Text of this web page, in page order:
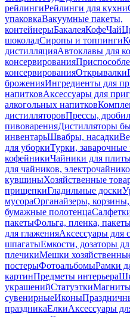
рейлингиРейлинги для кухни
упаковкаВакуумные пакеты,
контейнерыБакалеяКофеЧай
шоколадСиропы и топпинги
дистилляцияАвтоклавы для
консервирования
консервированияОткрывалки
броженияИнгредиенты для
напитковАксессуары для
алкогольных напитков
дистилляторовПрессы,
пивоваренияДистилляторы
инвентарьШвабры, насадки
для уборкиТурки, заварочные
кофейникиЧайники для
для чайников,
кувшиныХозяйственные
прищепкиГладильные доски
мусораОрганайзеры,
бумажные полотенца
пакетыФольга, пленка,
для глаженияАксессуары для
шпагатыЕмкости, дозаторы
плечикиМешки
постерыФотоальбомыРамки
картинПредметы интерьера
украшенийСтатуэтки
сувенирныеИконы
праздникаЕлкиАксессуары